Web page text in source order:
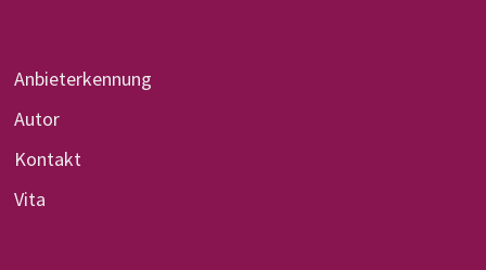
Anbieterkennung
Autor
Kontakt
Vita